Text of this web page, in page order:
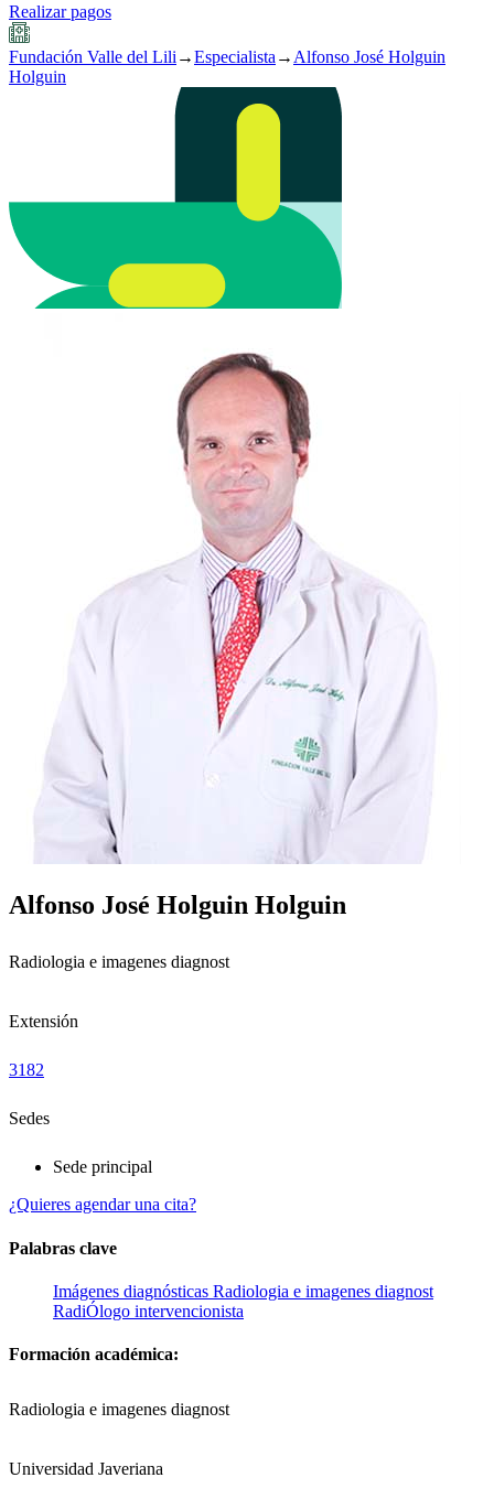
Realizar pagos
Fundación Valle del Lili →Especialista → Alfonso José Holguin
Holguin
Alfonso José Holguin Holguin
Radiologia e imagenes diagnost
Extensión
3182
Sedes
Sede principal
¿Quieres agendar una cita?
Palabras clave
Imágenes diagnósticas Radiologia e imagenes diagnost
RadiÓlogo intervencionista
Formación académica:
Radiologia e imagenes diagnost
Universidad Javeriana